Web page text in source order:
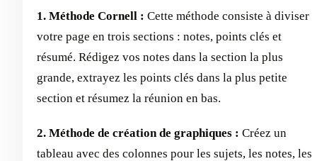
1. Méthode Cornell : Cette méthode consiste à diviser
votre page en trois sections : notes, points clés et
résumé. Rédigez vos notes dans la section la plus
grande, extrayez les points clés dans la plus petite
section et résumez la réunion en bas.
2. Méthode de création de graphiques : Créez un
tableau avec des colonnes pour les sujets, les notes, les